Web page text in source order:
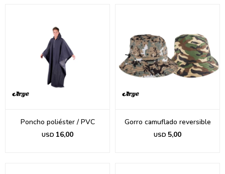
Poncho poliéster / PVC
USD 16,00
Gorro camuflado reversible
USD 5,00